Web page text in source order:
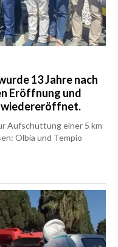
13 Jahre nach
Eröffnung und
wiedereröffnet.
Aufschüttung einer 5 km
Olbia und Tempio